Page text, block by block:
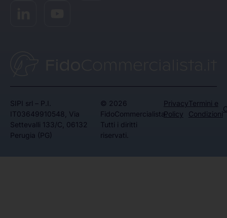
SIPI srl – P.I.
IT03649910548, Via
Settevalli 133/C, 06132
Perugia (PG)
© 2026
FidoCommercialista.
Tutti i diritti
riservati.
Privacy
Policy
Termini e
Condizioni